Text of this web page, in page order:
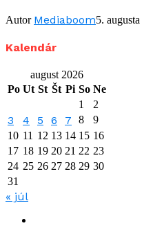
Autor Mediaboom5.
Kalendár
august 2026
Po Ut St Št Pi So Ne
1
2
3 4 5 6 7 8
9
10 11 12 13 14 15 16
17 18 19 20 21 22 23
24 25 26 27 28 29 30
31
« júl